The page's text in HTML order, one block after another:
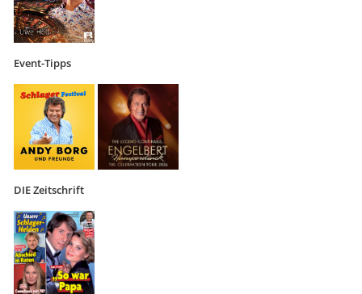
Event-Tipps
DIE Zeitschrift